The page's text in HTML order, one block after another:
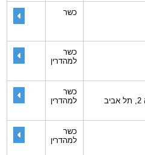
כשר
כשר
למהדרין
כשר
למהדרין
כשר
למהדרין